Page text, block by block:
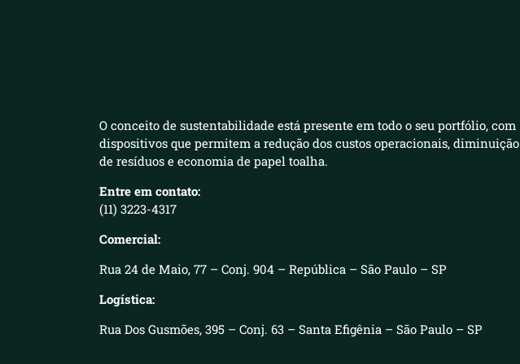
O conceito de sustentabilidade está presente em todo o seu portfólio, com
dispositivos que permitem a redução dos custos operacionais, diminuição
de resíduos e economia de papel toalha.
Entre em contato:
(11) 3223-4317
Comercial:
Rua 24 de Maio, 77 – Conj. 904 – República – São Paulo – SP
Logística:
Rua Dos Gusmões, 395 – Conj. 63 – Santa Efigênia – São Paulo – SP